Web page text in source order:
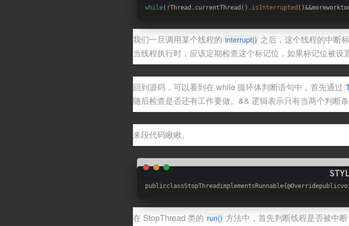
while(!Thread.currentThread() .isInterrupted
我们一旦调用某个线程的 interrupt() 之后，这个线程的中断
当线程执行时，应该定期检查这个标记位，如果标记位被设
回到源码，可以看到在 while 循环体判断语句中，首先通过
随后检查是否还有工作要做。&& 逻辑表示只有当两个判断
来段代码瞅瞅。
在 StopThread 类的 run() 方法中，首先判断线程是否被中